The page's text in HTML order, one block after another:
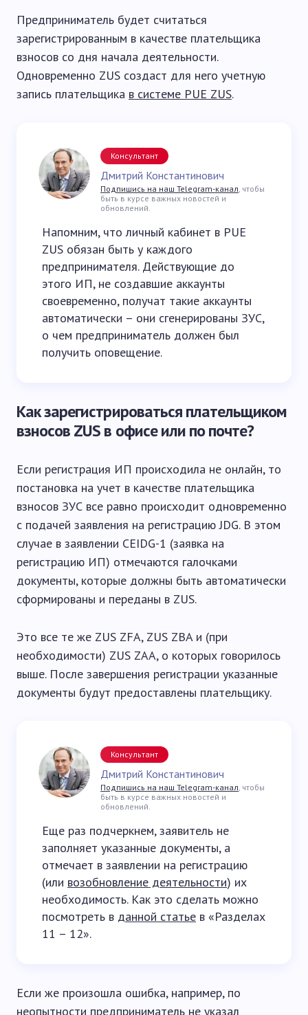
Предприниматель будет считаться
зарегистрированным в качестве плательщика
взносов со дня начала деятельности.
Одновременно ZUS создаст для него учетную
запись плательщика в системе PUE ZUS.
Консультант
Дмитрий Константинович
Подпишись на наш Telegram-канал, чтобы
быть в курсе важных новостей и
обновлений.
Напомним, что личный кабинет в PUE
ZUS обязан быть у каждого
предпринимателя. Действующие до
этого ИП, не создавшие аккаунты
своевременно, получат такие аккаунты
автоматически – они сгенерированы ЗУС,
о чем предприниматель должен был
получить оповещение.
Как зарегистрироваться плательщиком
взносов ZUS в офисе или по почте?
Если регистрация ИП происходила не онлайн, то
постановка на учет в качестве плательщика
взносов ЗУС все равно происходит одновременно
с подачей заявления на регистрацию JDG. В этом
случае в заявлении CEIDG-1 (заявка на
регистрацию ИП) отмечаются галочками
документы, которые должны быть автоматически
сформированы и переданы в ZUS.
Это все те же ZUS ZFA, ZUS ZBA и (при
необходимости) ZUS ZAA, о которых говорилось
выше. После завершения регистрации указанные
документы будут предоставлены плательщику.
Консультант
Дмитрий Константинович
Подпишись на наш Telegram-канал, чтобы
быть в курсе важных новостей и
обновлений.
Еще раз подчеркнем, заявитель не
заполняет указанные документы, а
отмечает в заявлении на регистрацию
(или возобновление деятельности) их
необходимость. Как это сделать можно
посмотреть в данной статье в «Разделах
11 – 12».
Если же произошла ошибка, например, по
неопытности предприниматель не указал